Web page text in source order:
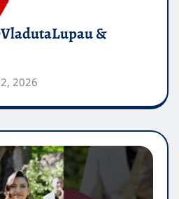
&
2026